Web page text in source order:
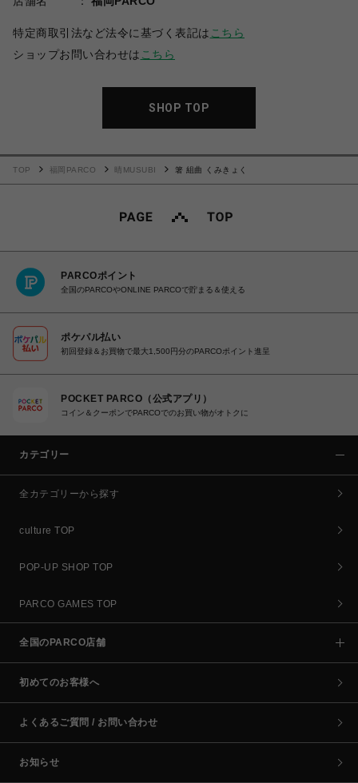
特定商取引法など法令に基づく表記は こちら
ショップお問い合わせは こちら
SHOP TOP
TOP 福岡PARCO 晴MUSUBI 箸 組曲 くみきょく
PARCOポイント
全国のPARCOやONLINE PARCOで貯まる＆使える
ポケパル払い
初回登録＆お買物で最大1,500円分のPARCOポイント進呈
POCKET PARCO（公式アプリ）
コイン＆クーポンでPARCOでのお買い物がオトクに
カテゴリー
全カテゴリーから探す
culture TOP
POP-UP SHOP TOP
PARCO GAMES TOP
全国のPARCO店舗
初めてのお客様へ
よくあるご質問 / お問い合わせ
お知らせ